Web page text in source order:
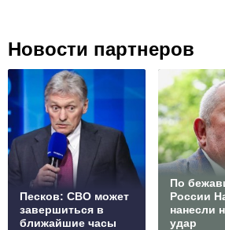
Новости партнеров
Песков: СВО может
завершиться в
ближайшие часы
По
России
нанесли
удар